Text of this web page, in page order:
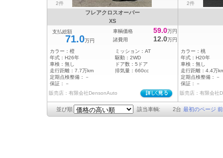
2件
フレアクロスオーバー
XS
支払総額
71.0万円
車輌価格 59.0万円
諸費用
12.0万円
カラー： 橙 ミッション： AT
年式： H26年 駆動： 2WD
車検： 無し ドア数： 5ドア
走行距離： 7.7万km 排気量： 660cc
定期点検整備：
－
保証：
－
販売店：有限会社DensonAuto
2件
カラー： 桃
年式： H20年
車検： 無し
走行距離： 4.4万
定期点検整備：
－
保証：
－
販売店：有限会社
並び順 該当車輌: 2台 最初のページ